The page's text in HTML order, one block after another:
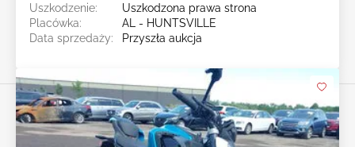
Uszkodzenie:
Uszkodzona prawa strona
Placówka:
AL - HUNTSVILLE
Data sprzedaży:
Przyszła aukcja